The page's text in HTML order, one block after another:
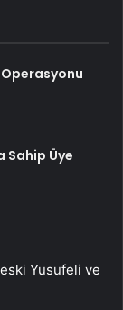
Operasyonu
Sahip Üye
Yusufeli ve